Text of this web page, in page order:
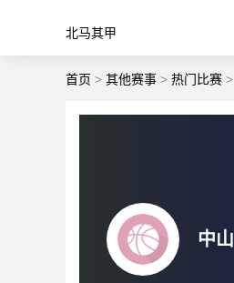
北马其甲
首页 > 其他赛事 > 热门比赛 >
中山